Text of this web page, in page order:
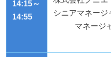
14:15～
14:55
シニアマネー
マネージ